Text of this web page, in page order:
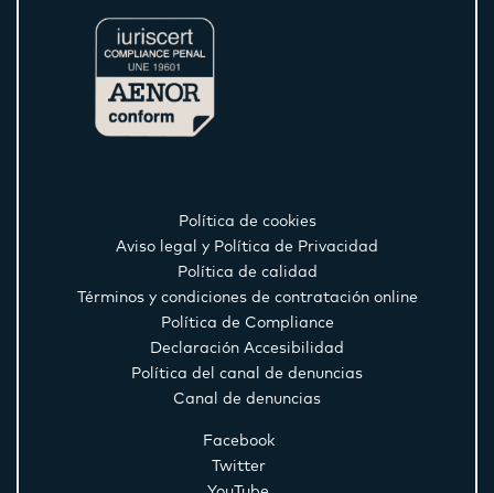
Política de cookies
Aviso legal y Política de Privacidad
Política de calidad
Términos y condiciones de contratación online
Política de Compliance
Declaración Accesibilidad
Política del canal de denuncias
Canal de denuncias
Facebook
Twitter